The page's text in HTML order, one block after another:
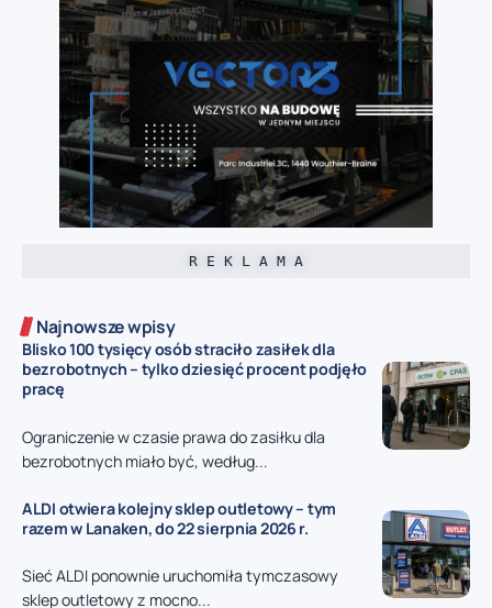
R E K L A M A
Najnowsze wpisy
Blisko 100 tysięcy osób straciło zasiłek dla
bezrobotnych – tylko dziesięć procent podjęło
pracę
Ograniczenie w czasie prawa do zasiłku dla
bezrobotnych miało być, według...
ALDI otwiera kolejny sklep outletowy – tym
razem w Lanaken, do 22 sierpnia 2026 r.
Sieć ALDI ponownie uruchomiła tymczasowy
sklep outletowy z mocno...